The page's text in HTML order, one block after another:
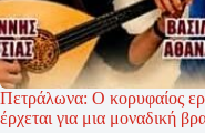
Πετράλωνα: Ο κορυφαίος
έρχεται για μια μοναδική